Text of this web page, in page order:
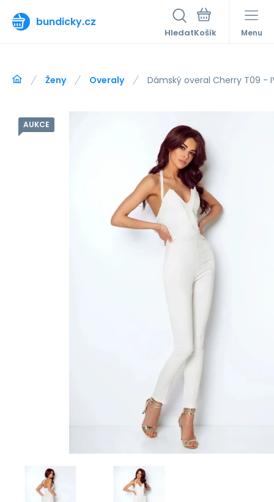
bundicky.cz
Hledat Menu
Ženy Overaly Dámský overal Cherry T09 -
AUKCE